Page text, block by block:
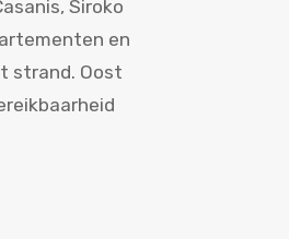
Siroko
en
strand. Oost